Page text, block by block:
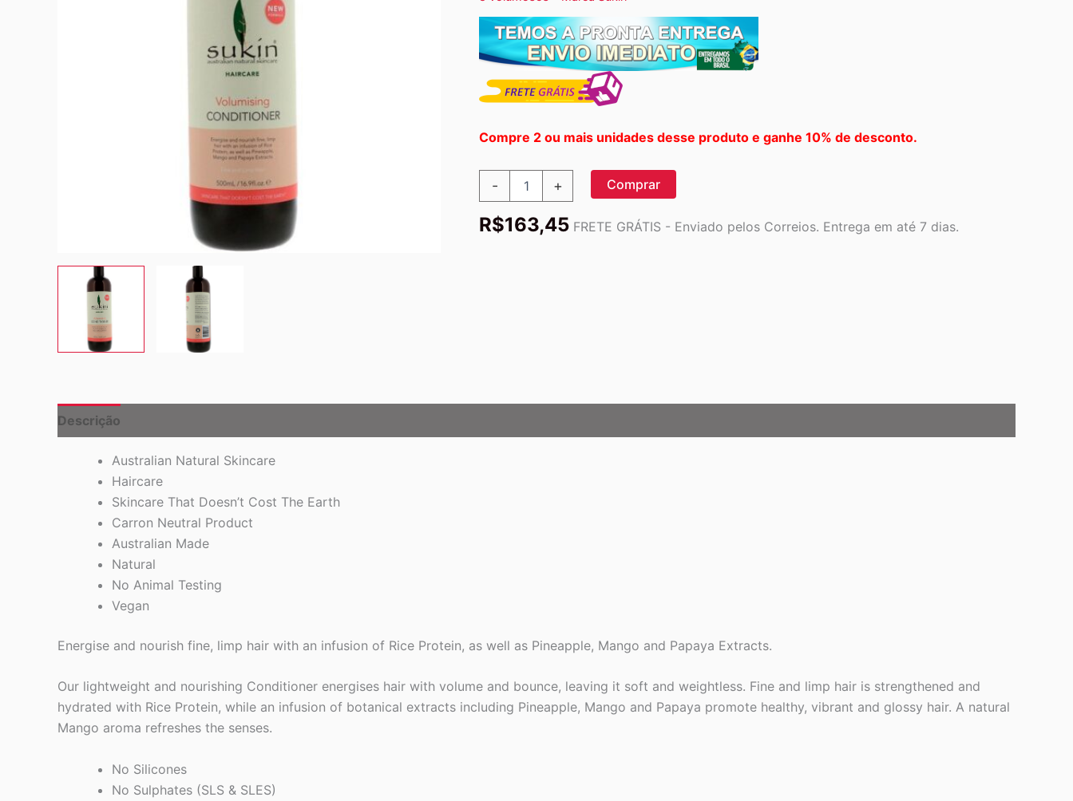
Compre 2 ou mais unidades desse produto e ganhe 10% de desconto.
-
Volumising
Fine
+ Comprar
R$163,45 FRETE GRÁTIS - Enviado pelos Correios. Entrega em até 7 dias.
Descrição
Australian Natural Skincare
Haircare
Skincare That Doesn’t Cost The Earth
Carron Neutral Product
Australian Made
Natural
No Animal Testing
Vegan
Energise and nourish fine, limp hair with an infusion of Rice Protein, as well as Pineapple, Mango and Papaya Extracts.
Our lightweight and nourishing Conditioner energises hair with volume and bounce, leaving it soft and weightless. Fine and limp hair is strengthened and
hydrated with Rice Protein, while an infusion of botanical extracts including Pineapple, Mango and Papaya promote healthy, vibrant and glossy hair. A natural
Mango aroma refreshes the senses.
No Silicones
No Sulphates (SLS & SLES)